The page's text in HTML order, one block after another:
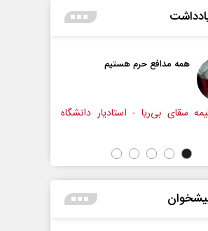
دانشگاه